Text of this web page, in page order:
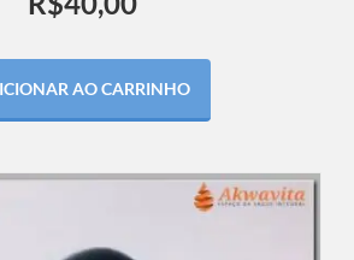
AO CARRINHO